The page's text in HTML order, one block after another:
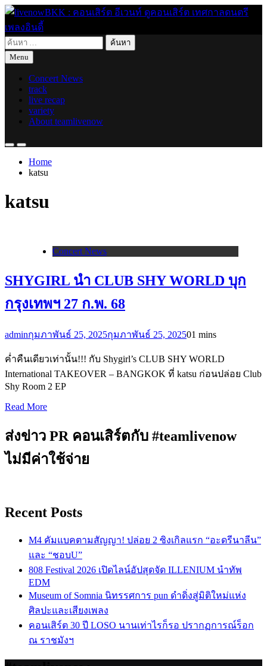
Skip
content
livenowBKK : คอนเสิร์ต อีเวนท์ ดูคอนเสิร์ต เทศกาลดนตรี เพลง
อินดี้
live for today
ค้นหา
สำหรับ:
Menu
Concert News
track
live recap
variety
About teamlivenow
Home
katsu
katsu
Concert News
SHYGIRL นำ CLUB SHY WORLD บุก
กรุงเทพฯ 27 ก.พ. 68
adminกุมภาพันธ์ 25, 2025กุมภาพันธ์ 25, 202501 mins
ค่ำคืนเดียวเท่านั้น!!! กับ Shygirl’s CLUB SHY WORLD
International TAKEOVER – BANGKOK ที่ katsu ก่อนปล่อย Club
Shy Room 2 EP
Read More
ส่งข่าว PR คอนเสิร์ตกับ #teamlivenow
ไม่มีค่าใช้จ่าย
Recent Posts
M4 คัมแบคตามสัญญา! ปล่อย 2 ซิงเกิลแรก “อะดรีนาลีน”
และ “ชอบU”
808 Festival 2026 เปิดไลน์อัปสุดจัด ILLENIUM นำทัพ
EDM
Museum of Somnia นิทรรศการ pun ดำดิ่งสู่มิติใหม่แห่ง
ศิลปะและเสียงเพลง
คอนเสิร์ต 30 ปี LOSO นานเท่าไรก็รอ ปรากฏการณ์ร็อก
ณ ราชมังฯ